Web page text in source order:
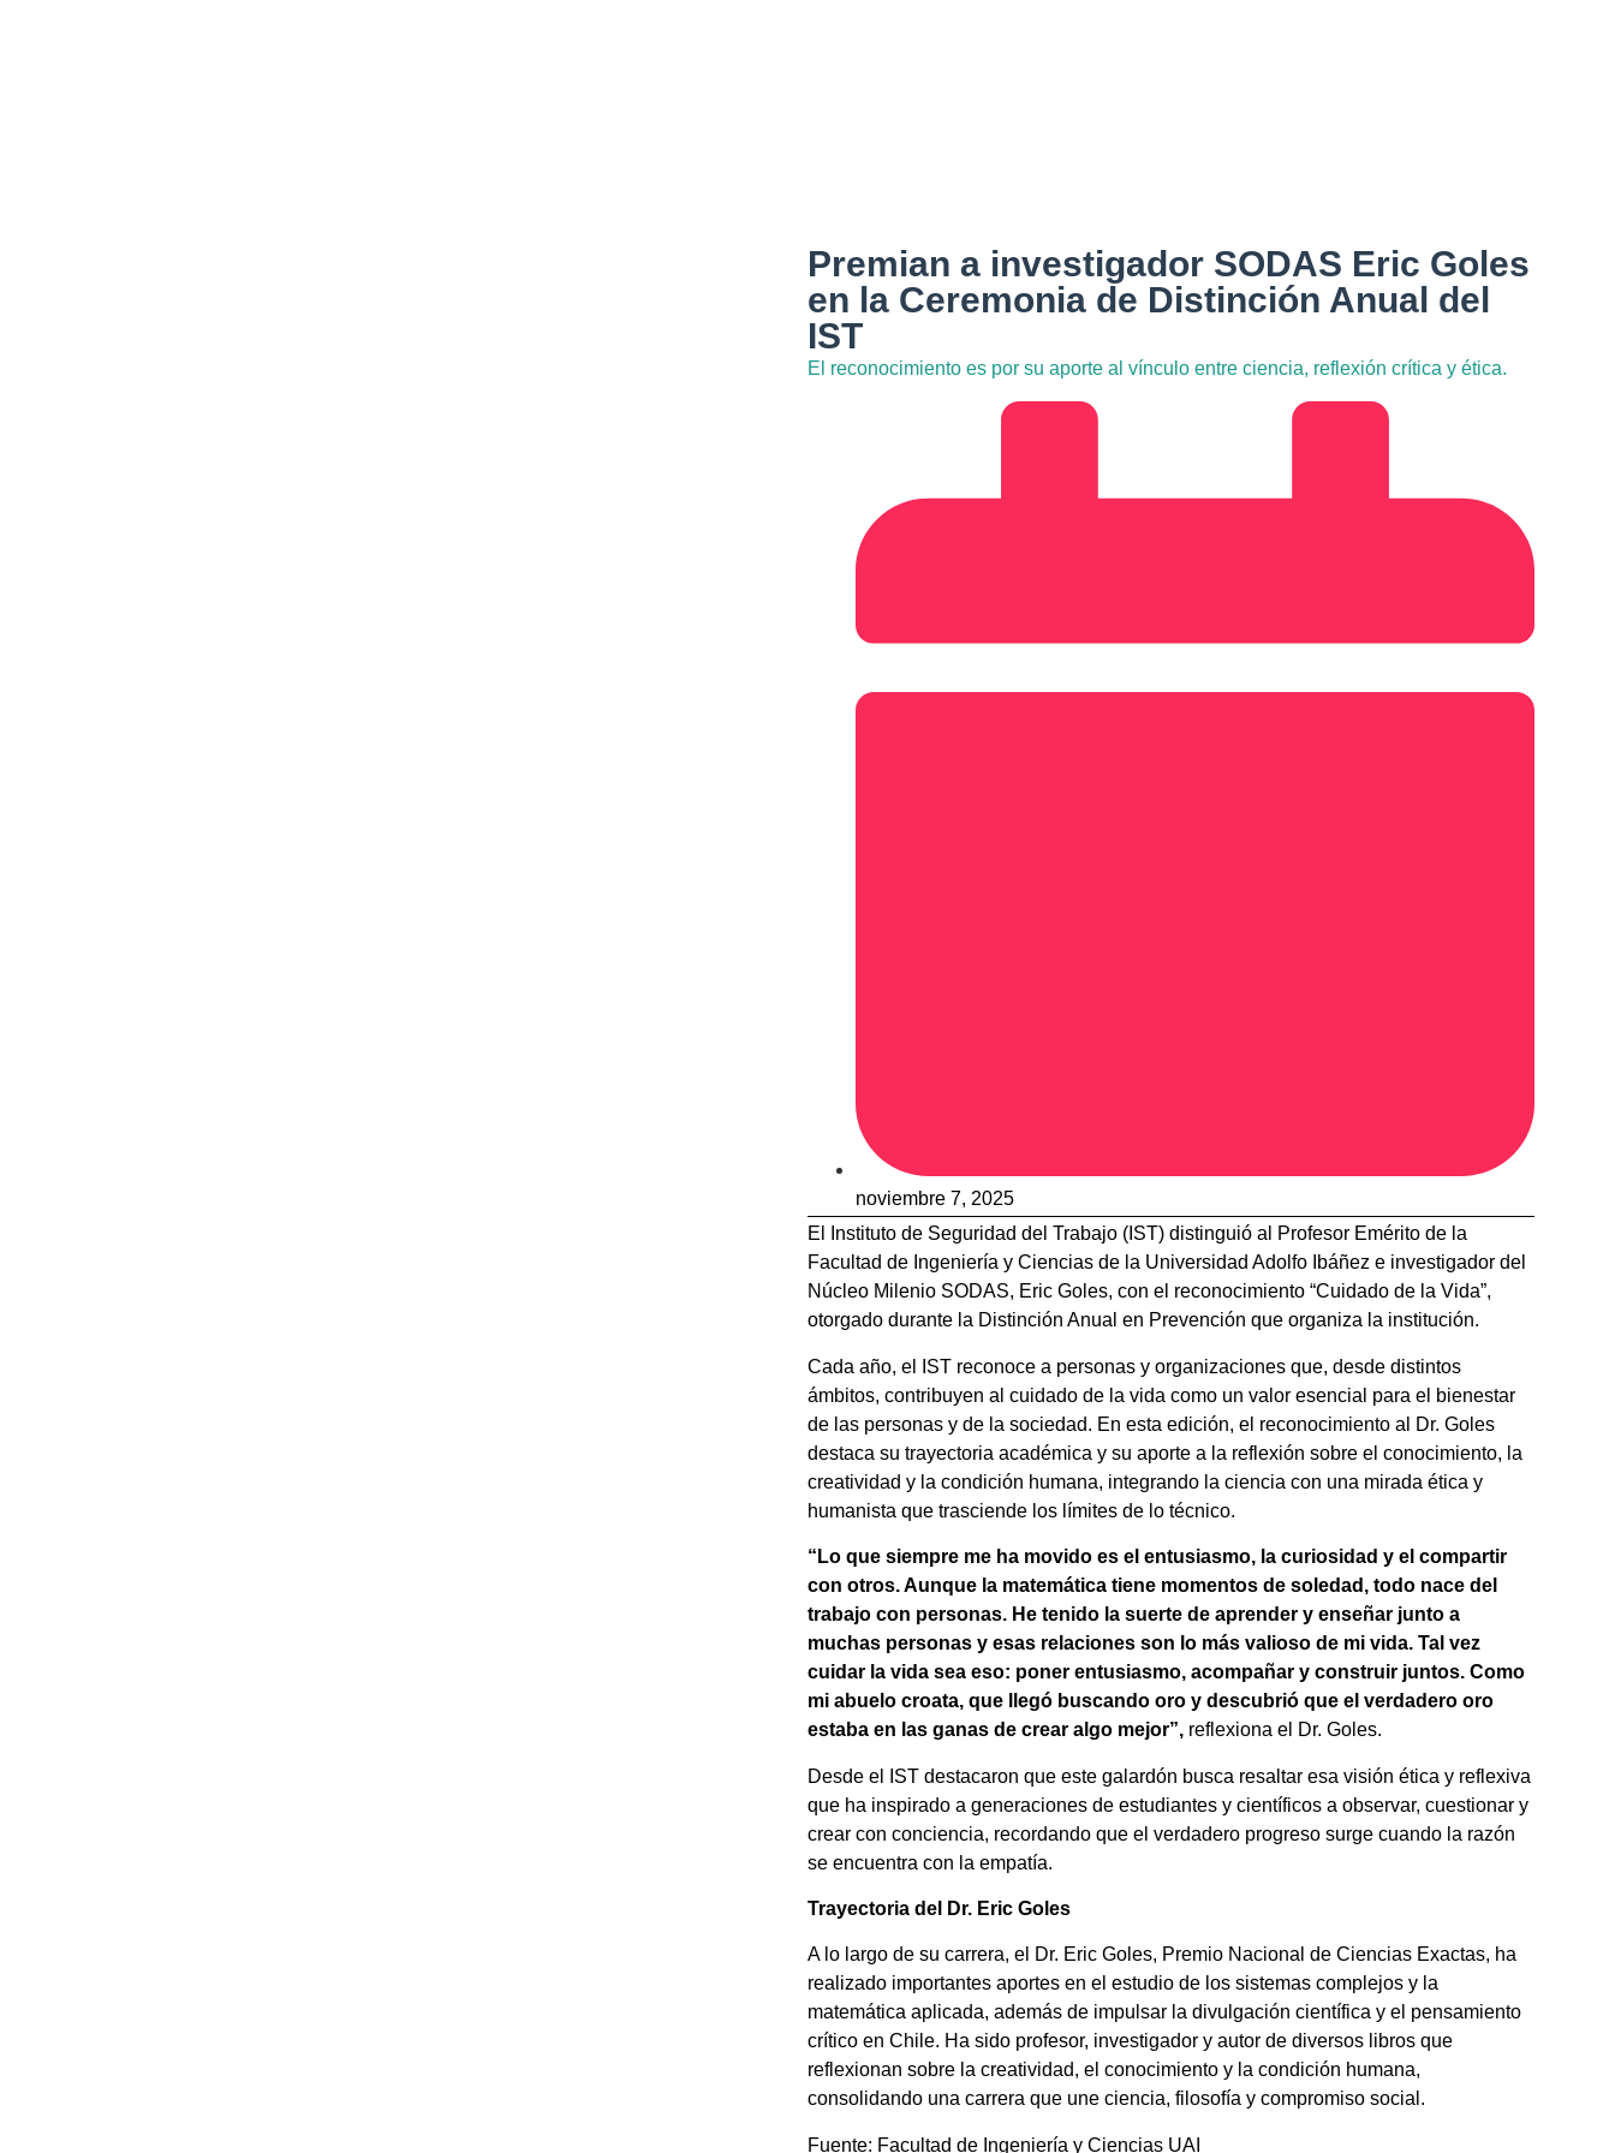
Premian a investigador SODAS Eric Goles
en la Ceremonia de Distinción Anual del
IST
El reconocimiento es por su aporte al vínculo entre ciencia, reflexión crítica y ética.
noviembre 7, 2025
El Instituto de Seguridad del Trabajo (IST) distinguió al Profesor Emérito de la
Facultad de Ingeniería y Ciencias de la Universidad Adolfo Ibáñez e investigador del
Núcleo Milenio SODAS, Eric Goles, con el reconocimiento “Cuidado de la Vida”,
otorgado durante la Distinción Anual en Prevención que organiza la institución.
Cada año, el IST reconoce a personas y organizaciones que, desde distintos
ámbitos, contribuyen al cuidado de la vida como un valor esencial para el bienestar
de las personas y de la sociedad. En esta edición, el reconocimiento al Dr. Goles
destaca su trayectoria académica y su aporte a la reflexión sobre el conocimiento, la
creatividad y la condición humana, integrando la ciencia con una mirada ética y
humanista que trasciende los límites de lo técnico.
“Lo que siempre me ha movido es el entusiasmo, la curiosidad y el compartir
con otros. Aunque la matemática tiene momentos de soledad, todo nace del
trabajo con personas. He tenido la suerte de aprender y enseñar junto a
muchas personas y esas relaciones son lo más valioso de mi vida. Tal vez
cuidar la vida sea eso: poner entusiasmo, acompañar y construir juntos. Como
mi abuelo croata, que llegó buscando oro y descubrió que el verdadero oro
estaba en las ganas de crear algo mejor”, reflexiona el Dr. Goles.
Desde el IST destacaron que este galardón busca resaltar esa visión ética y reflexiva
que ha inspirado a generaciones de estudiantes y científicos a observar, cuestionar y
crear con conciencia, recordando que el verdadero progreso surge cuando la razón
se encuentra con la empatía.
Trayectoria del Dr. Eric Goles
A lo largo de su carrera, el Dr. Eric Goles, Premio Nacional de Ciencias Exactas, ha
realizado importantes aportes en el estudio de los sistemas complejos y la
matemática aplicada, además de impulsar la divulgación científica y el pensamiento
crítico en Chile. Ha sido profesor, investigador y autor de diversos libros que
reflexionan sobre la creatividad, el conocimiento y la condición humana,
consolidando una carrera que une ciencia, filosofía y compromiso social.
Fuente: Facultad de Ingeniería y Ciencias UAI